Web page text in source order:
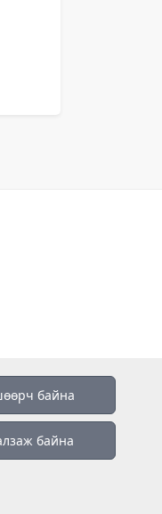
байна
байна